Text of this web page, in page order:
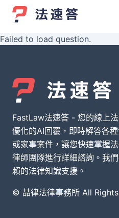
Failed to load question.
FastLaw法速答 - 您的線上
優化的AI回覆，即時解答各
或家事案件，讓您快速掌握
律師團隊進行詳細諮詢。我
賴的法律知識支援。
© 喆律法律事務所 All